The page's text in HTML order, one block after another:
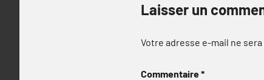
Laisser un
Votre adresse e-mail ne sera
Commentaire*